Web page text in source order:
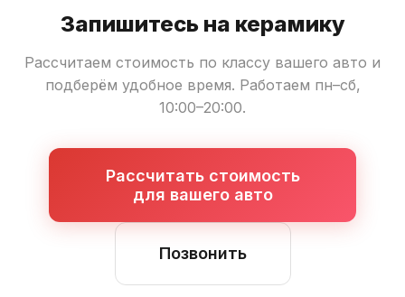
Запишитесь на керамику
Рассчитаем стоимость по классу вашего авто и
подберём удобное время. Работаем пн–сб,
10:00–20:00.
Рассчитать стоимость
для вашего авто
Позвонить